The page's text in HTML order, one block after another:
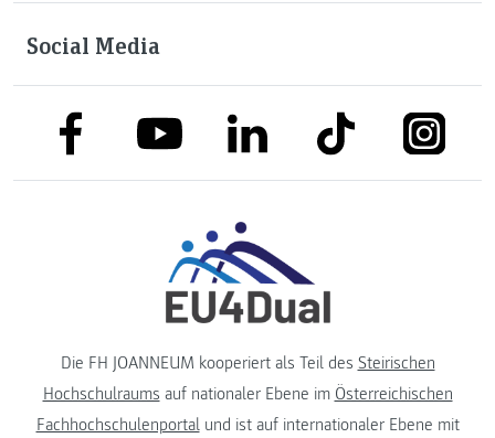
Social Media
link to facebooklink to youtubelink to linkedinlink to tiktok link to
Die FH JOANNEUM kooperiert als Teil des Steirischen
Hochschulraums auf nationaler Ebene im Österreichischen
Fachhochschulenportalund ist auf internationaler Ebene mit